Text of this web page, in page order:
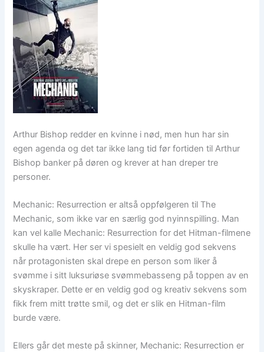
Arthur Bishop redder en kvinne i nød, men hun har sin
egen agenda og det tar ikke lang tid før fortiden til Arthur
Bishop banker på døren og krever at han dreper tre
personer.
Mechanic: Resurrection er altså oppfølgeren til The
Mechanic, som ikke var en særlig god nyinnspilling. Man
kan vel kalle Mechanic: Resurrection for det Hitman-filmene
skulle ha vært. Her ser vi spesielt en veldig god sekvens
når protagonisten skal drepe en person som liker å
svømme i sitt luksuriøse svømmebasseng på toppen av en
skyskraper. Dette er en veldig god og kreativ sekvens som
fikk frem mitt trøtte smil, og det er slik en Hitman-film
burde være.
Ellers går det meste på skinner, Mechanic: Resurrection er